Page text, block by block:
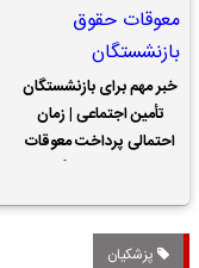
خبر مهم برای بازنشستگان
تأمین اجتماعی | زمان
احتمالی پرداخت معوقات
پزشکیان